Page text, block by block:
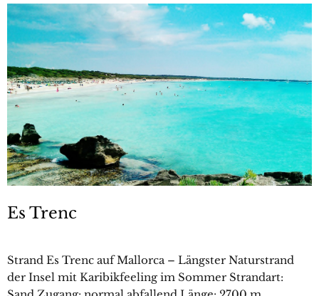
Es Trenc
Strand Es Trenc auf Mallorca – Längster Naturstrand
der Insel mit Karibikfeeling im Sommer Strandart: